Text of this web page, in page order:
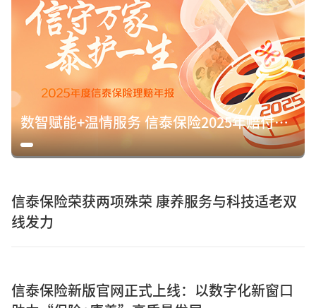
数智赋能+温情服务 信泰保险2025年赔付15.8亿元诠释保险初心
信泰保险荣获两项殊荣 康养服务与科技适老双
线发力
信泰保险新版官网正式上线：以数字化新窗口